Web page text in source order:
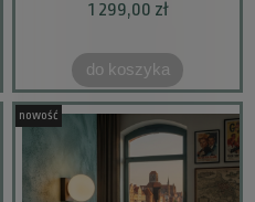
1 299,00 zł
do koszyka
nowość